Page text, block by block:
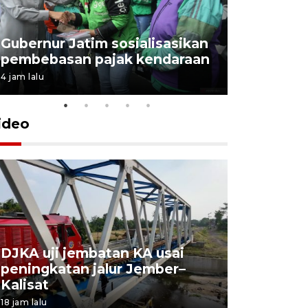
Gubernur Jatim sosialisasikan
pembebasan pajak kendaraan
4 jam lalu
DJKA uji jembatan KA usai
peningkatan jalur Jember–
Kalisat
18 jam lalu